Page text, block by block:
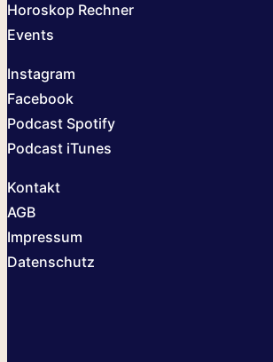
Horoskop Rechner
Events
Instagram
Facebook
Podcast Spotify
Podcast iTunes
Kontakt
AGB
Impressum
Datenschutz